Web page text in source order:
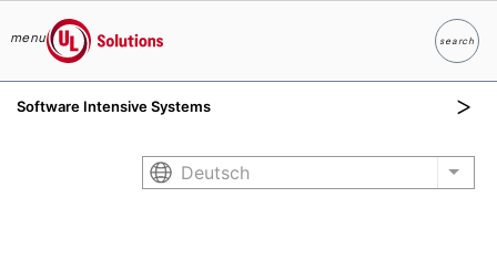
menu
UL Solutions
search
Suche
Software Intensive Systems
Deutsch List